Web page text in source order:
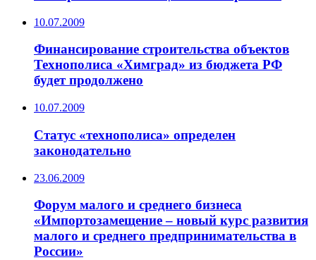
10.07.2009
Финансирование строительства объектов
Технополиса «Химград» из бюджета РФ
будет продолжено
10.07.2009
Статус «технополиса» определен
законодательно
23.06.2009
Форум малого и среднего бизнеса
«Импортозамещение – новый курс развития
малого и среднего предпринимательства в
России»